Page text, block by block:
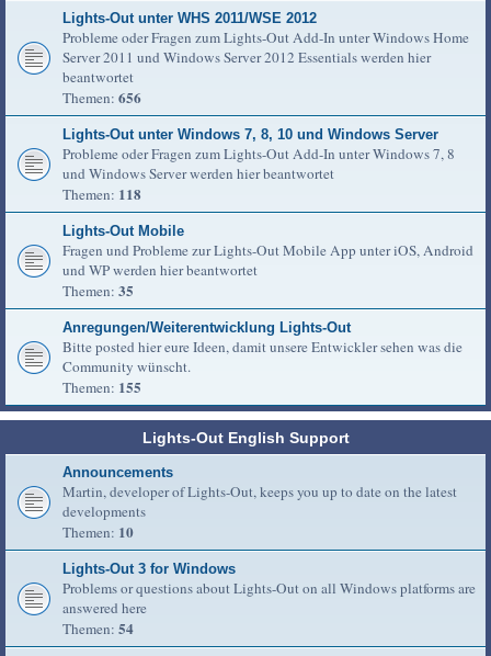
Lights-Out unter WHS 2011/WSE 2012
Probleme oder Fragen zum Lights-Out Add-In unter Windows Home
Server 2011 und Windows Server 2012 Essentials werden hier
beantwortet
Themen: 656
Lights-Out unter Windows 7, 8, 10 und Windows Server
Probleme oder Fragen zum Lights-Out Add-In unter Windows 7, 8
und Windows Server werden hier beantwortet
Themen: 118
Lights-Out Mobile
Fragen und Probleme zur Lights-Out Mobile App unter iOS, Android
und WP werden hier beantwortet
Themen: 35
Anregungen/Weiterentwicklung Lights-Out
Bitte posted hier eure Ideen, damit unsere Entwickler sehen was die
Community wünscht.
Themen: 155
Lights-Out English Support
Announcements
Martin, developer of Lights-Out, keeps you up to date on the latest
developments
Themen: 10
Lights-Out 3 for Windows
Problems or questions about Lights-Out on all Windows platforms are
answered here
Themen: 54